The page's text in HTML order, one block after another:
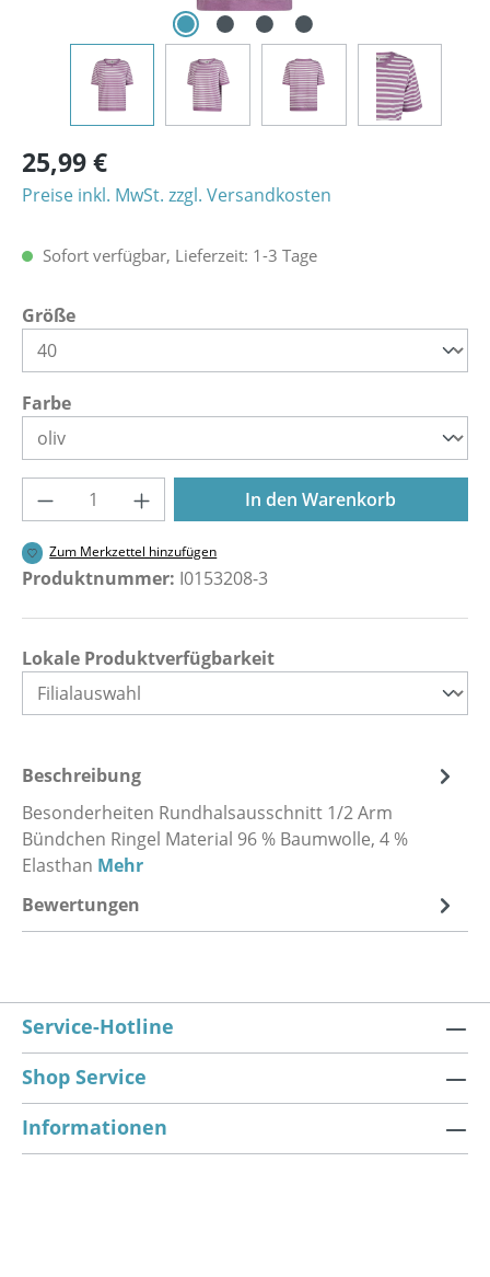
25,99 €
Preise inkl. MwSt. zzgl. Versandkosten
Sofort verfügbar, Lieferzeit: 1-3 Tage
Größeauswählen
Farbeauswählen
Produkt Anzahl: Gib den gewünschten
In den Warenkorb
Zum Merkzettel hinzufügen
Produktnummer: I0153208-3
Lokale Produktverfügbarkeit
Beschreibung
Besonderheiten Rundhalsausschnitt 1/2 Arm
Bündchen Ringel Material 96 % Baumwolle, 4 %
Elasthan Mehr
Bewertungen
Service-Hotline
Shop Service
Informationen